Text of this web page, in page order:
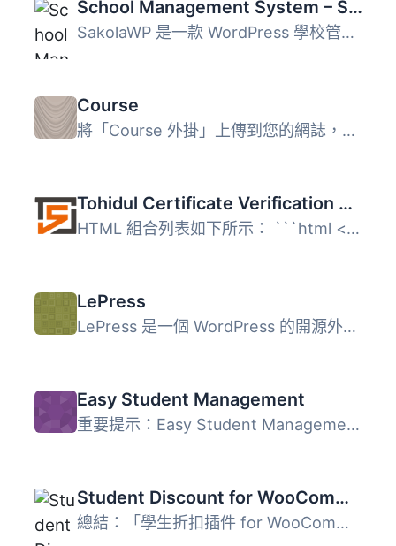
School Management System – SakolaWP
SakolaWP 是一款 WordPress 學校管理系統外掛，可幫助學校管...
Course
將「Course 外掛」上傳到您的網誌，啟用它。 1、2：完成！
Tohidul Certificate Verification System
HTML 組合列表如下所示： ```html <ul> <li>...
LePress
LePress 是一個 WordPress 的開源外掛程式，能夠將 WordPress...
Easy Student Management
重要提示：Easy Student Management 外掛需要 WordPress 版...
Student Discount for WooCommerce
總結：「學生折扣插件 for WooCommerce」由 InAcademia 提供...